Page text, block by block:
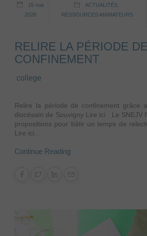
15 mai
2020
ACTUALITÉS,
RESSOURCES ANIMATEURS
RELIRE LA PÉRIODE DE
CONFINEMENT
college
Relire la période de confinement grâce
diocésain de Souvigny Lire ici Le SNEJV
propositions pour bâtir un temps de
Lire ici...
Continue Reading